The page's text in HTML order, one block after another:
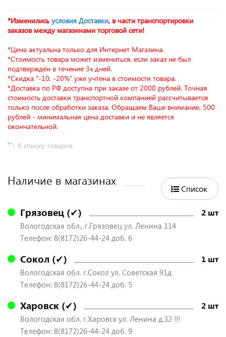
*Изменились условия Доставки, в части транспортировки
заказов между магазинами торговой сети!
*Цена актуальна только для Интернет Магазина.
*Стоимость товара может измениться, если заказ не был
подтверждён в течение 3х дней.
*Скидка "-10, -20%" уже учтена в стоимости товара.
*Доставка по РФ доступна при заказе от 2000 рублей. Точная
стоимость доставки транспортной компанией рассчитывается
только после обработки заказа. Обращаем Ваше внимание, 500
рублей - минимальная цена доставки и не является
окончательной.
К списку товаров
Наличие в магазинах
Список
Грязовец (✔) 2 шт
Вологодская обл., г.Грязовец ул. Ленина 114
Телефон: 8(8172)26-44-24 доб. 6
Сокол (✔) 1 шт
Вологодская обл. г.Сокол ул. Советская 91д
Телефон: 8(8172)26-44-24 доб. 5
Харовск (✔) 2 шт
Вологодская обл. г.Харовск ул. Ленина д.32 !!!
Телефон: 8(8172)26-44-24 доб. 9